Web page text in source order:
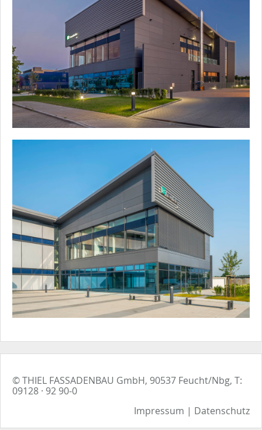
© THIEL FASSADENBAU GmbH, 90537 Feucht/Nbg, T:
09128 · 92 90-0
Impressum | Datenschutz